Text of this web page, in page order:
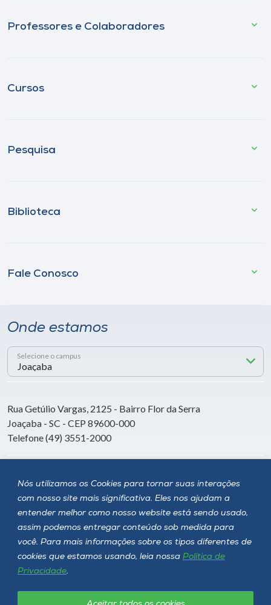
Nós utilizamos os Cookies para tornar suas interações
com nosso site mais significativa. Eles nos ajudam a
entender melhor como nosso website está sendo usado,
assim podemos entregar conteúdo sob medida para
você. Para mais informações sobre os tipos diferentes de
cookies que estamos usando, leia nossa Política de
Privacidade.
Professores e Colaboradores
Cursos
Pesquisa
Biblioteca
Fale Conosco
Onde estamos
Selecione o campus
Rua Getúlio Vargas, 2125 - Bairro Flor da Serra
Joaçaba - SC - CEP 89600-000
Telefone (49) 3551-2000
Siga a Unoesc